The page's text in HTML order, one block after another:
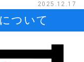
2025.12.17
ついて